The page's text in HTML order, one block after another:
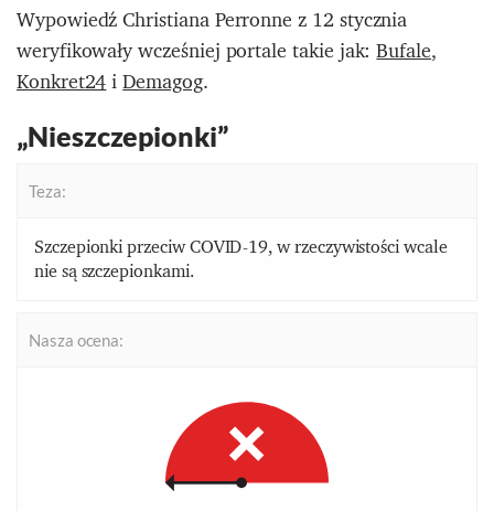
Wypowiedź Christiana Perronne z 12 stycznia
weryfikowały wcześniej portale takie jak:Bufale,
Konkret24iDemagog.
„Nieszczepionki”
Teza:
Szczepionki przeciw COVID-19, w rzeczywistości wcale
nie są szczepionkami.
Nasza ocena: